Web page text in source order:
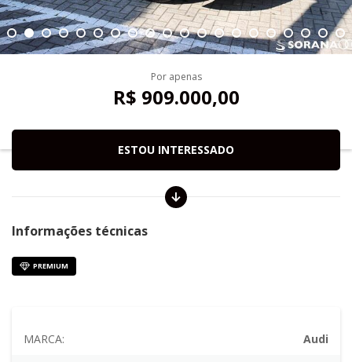
Por apenas
R$ 909.000,00
ESTOU INTERESSADO
Informações técnicas
PREMIUM
MARCA: Audi